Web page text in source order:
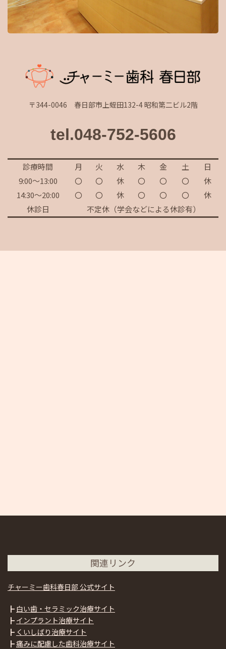
〒344-0046 春日部市上蛭田132-4 昭和第二ビル2階
tel.048-752-5606
診療時間 月 火 水 木 金 土
日
9:00～13:00
〇 〇 休 〇 〇 〇
休
14:30～20:00
〇 〇 休 〇 〇 〇
休
休診日
不定休（学会などによる休診有）
関連リンク
チャーミー歯科春日部 公式サイト
┣ 白い歯・セラミック治療サイト
┣ インプラント治療サイト
┣ くいしばり治療サイト
┣痛みに配慮した歯科治療サイト